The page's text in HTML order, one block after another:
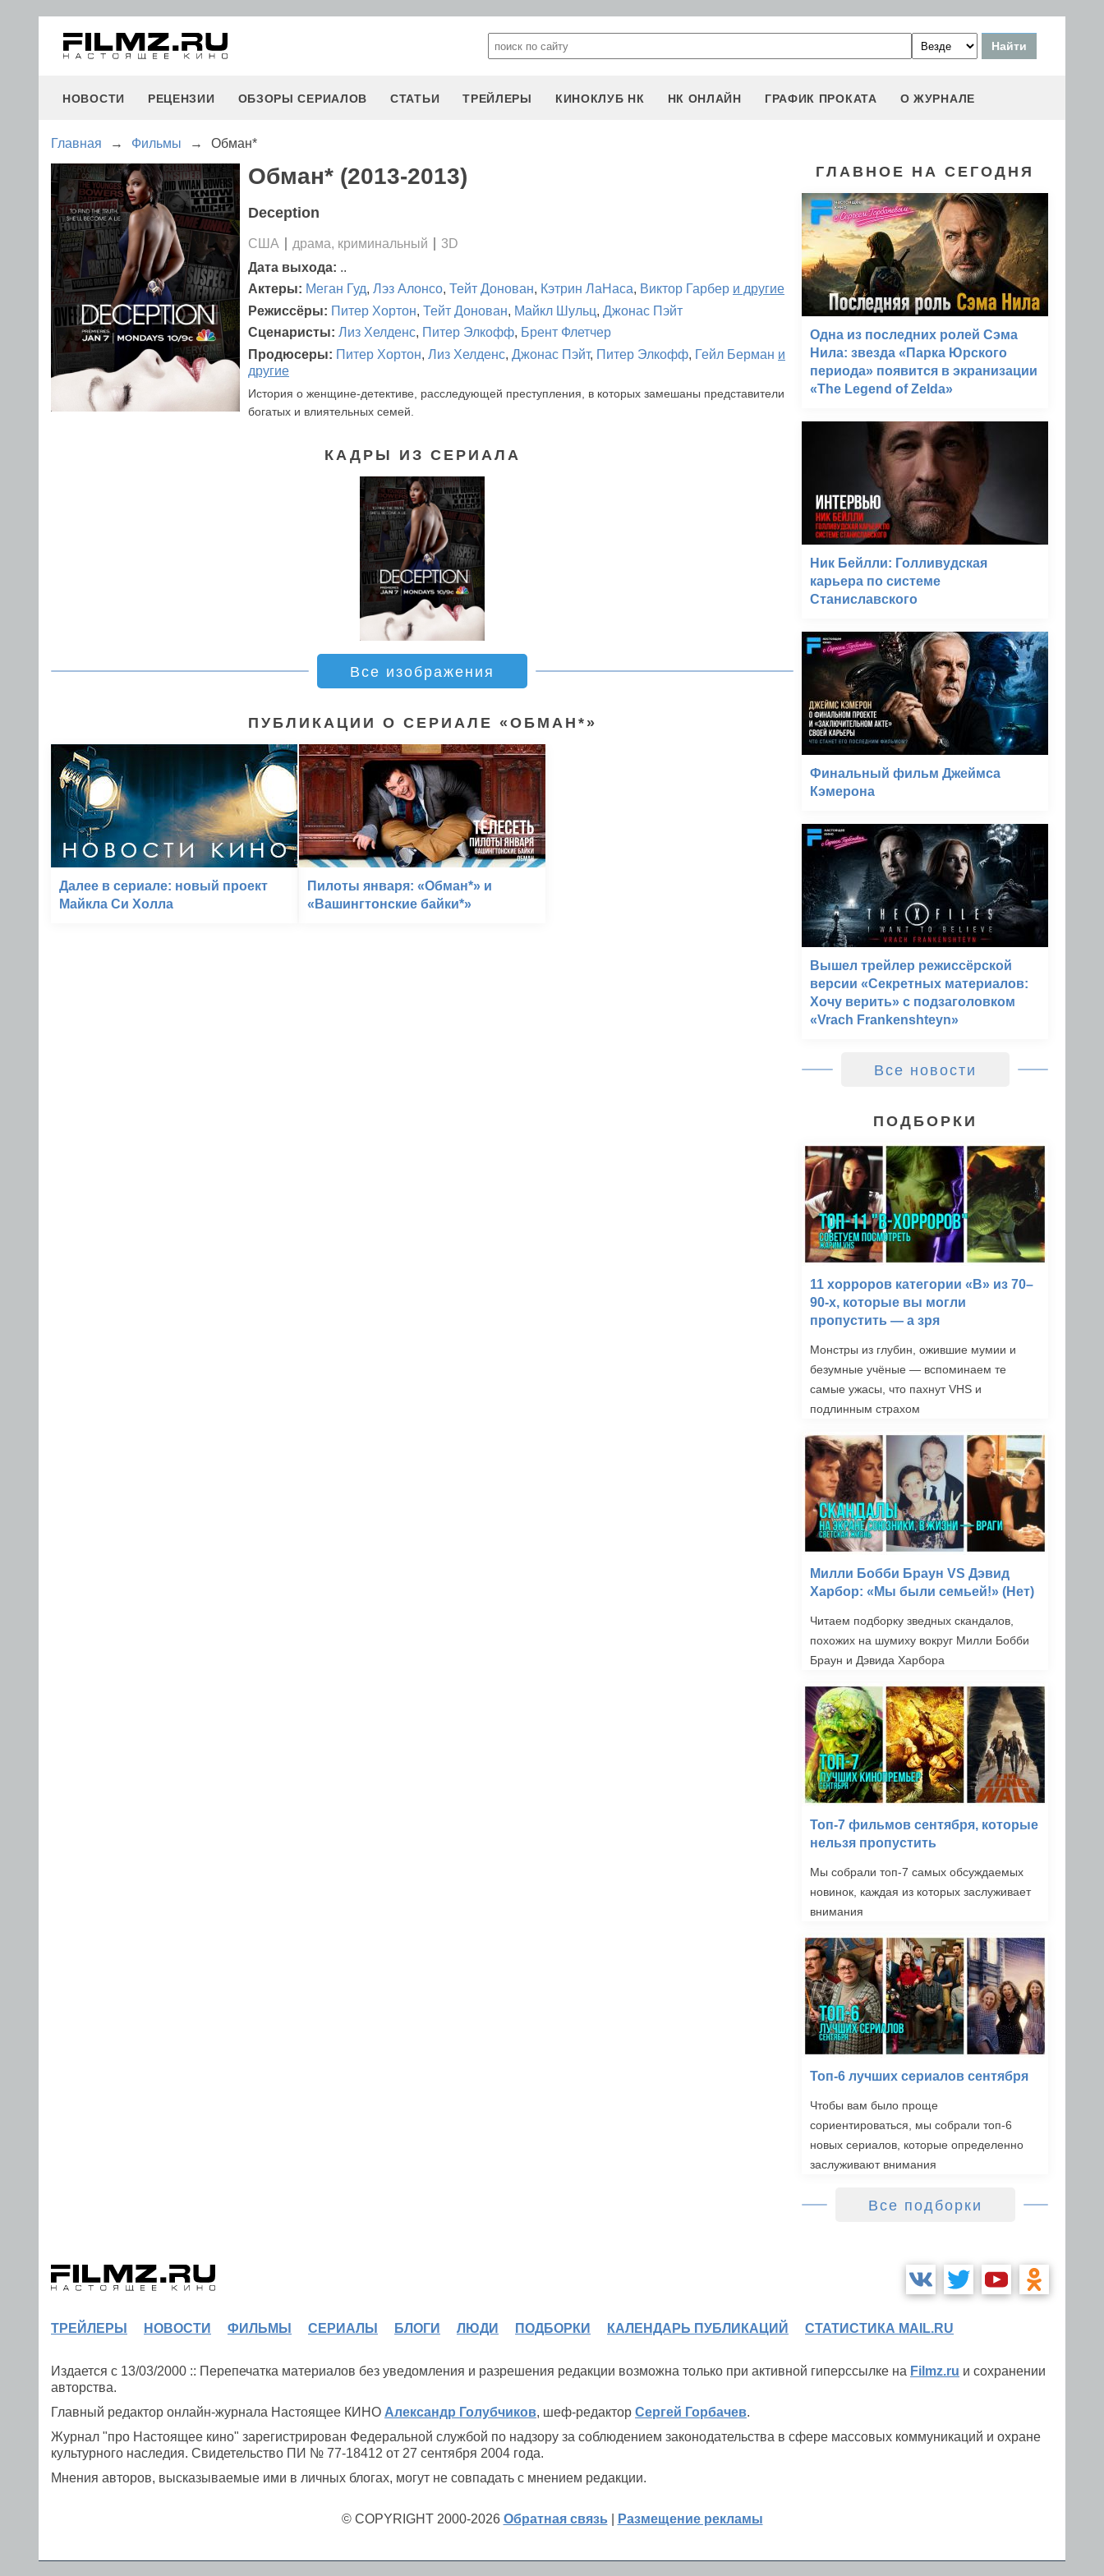
НОВОСТИ РЕЦЕНЗИИ ОБЗОРЫ СЕРИАЛОВ СТАТЬИ ТРЕЙЛЕРЫ КИНОКЛУБ НК НК ОНЛАЙН ГРАФИК ПРОКАТА О ЖУРНАЛЕ
Главная → Фильмы → Обман*
Обман* (2013-2013)
Deception
США драма, криминальный
3D
Дата выхода: ..
Актеры: Меган Гуд, Лэз Алонсо, Тейт Донован, Кэтрин ЛаНаса, Виктор Гарбер и другие
Режиссёры: Питер Хортон, Тейт Донован, Майкл Шульц, Джонас Пэйт
Сценаристы: Лиз Хелденс, Питер Элкофф, Брент Флетчер
Продюсеры: Питер Хортон, Лиз Хелденс, Джонас Пэйт, Питер Элкофф, Гейл Берман и
другие
История о женщине-детективе, расследующей преступления, в которых замешаны представители
богатых и влиятельных семей.
КАДРЫ ИЗ СЕРИАЛА
Все изображения
ПУБЛИКАЦИИ О СЕРИАЛЕ «ОБМАН*»
Далее в сериале: новый проект
Майкла Си Холла
Пилоты января: «Обман*» и
«Вашингтонские байки*»
ГЛАВНОЕ НА СЕГОДНЯ
Одна из последних ролей Сэма
Нила: звезда «Парка Юрского
периода» появится в экранизации
«The Legend of Zelda»
Ник Бейлли: Голливудская
карьера по системе
Станиславского
Финальный фильм Джеймса
Кэмерона
Вышел трейлер режиссёрской
версии «Секретных материалов:
Хочу верить» с подзаголовком
«Vrach Frankenshteyn»
Все новости
ПОДБОРКИ
11 хорроров категории «B» из 70–
90-х, которые вы могли
пропустить — а зря
Монстры из глубин, ожившие мумии и
безумные учёные — вспоминаем те
самые ужасы, что пахнут VHS и
подлинным страхом
Милли Бобби Браун VS Дэвид
Харбор: «Мы были семьей!» (Нет)
Читаем подборку зведных скандалов,
похожих на шумиху вокруг Милли Бобби
Браун и Дэвида Харбора
Топ-7 фильмов сентября, которые
нельзя пропустить
Мы собрали топ-7 самых обсуждаемых
новинок, каждая из которых заслуживает
внимания
Топ-6 лучших сериалов сентября
Чтобы вам было проще
сориентироваться, мы собрали топ-6
новых сериалов, которые определенно
заслуживают внимания
Все подборки
ТРЕЙЛЕРЫ НОВОСТИ ФИЛЬМЫ СЕРИАЛЫ БЛОГИ ЛЮДИ ПОДБОРКИ КАЛЕНДАРЬ ПУБЛИКАЦИЙ СТАТИСТИКА MAIL.RU
Издается с 13/03/2000 :: Перепечатка материалов без уведомления и разрешения редакции возможна только при активной гиперссылке на Filmz.ru и сохранении
авторства.
Главный редактор онлайн-журнала Настоящее КИНО Александр Голубчиков, шеф-редактор Сергей Горбачев.
Журнал "про Настоящее кино" зарегистрирован Федеральной службой по надзору за соблюдением законодательства в сфере массовых коммуникаций и охране
культурного наследия. Свидетельство ПИ № 77-18412 от 27 сентября 2004 года.
Мнения авторов, высказываемые ими в личных блогах, могут не совпадать с мнением редакции.
© COPYRIGHT 2000-2026 Обратная связь Размещение рекламы